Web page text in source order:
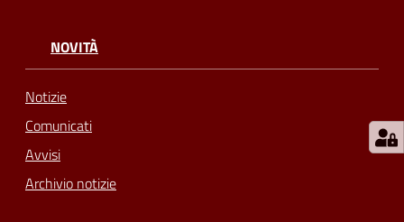
NOVITÀ
Notizie
Comunicati
Avvisi
Archivio notizie